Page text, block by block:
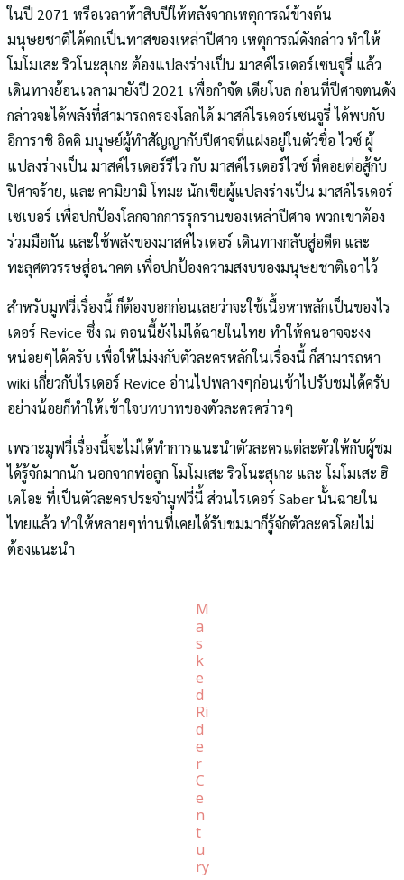
ในปี 2071 หรือเวลาห้าสิบปีให้หลังจากเหตุการณ์ข้างต้น
มนุษยชาติได้ตกเป็นทาสของเหล่าปีศาจ เหตุการณ์ดังกล่าว ทำให้
โมโมเสะ ริวโนะสุเกะ ต้องแปลงร่างเป็น มาสค์ไรเดอร์เซนจูรี่ แล้ว
เดินทางย้อนเวลามายังปี 2021 เพื่อกำจัด เดียโบล ก่อนที่ปีศาจตนดัง
กล่าวจะได้พลังที่สามารถครองโลกได้ มาสค์ไรเดอร์เซนจูรี่ ได้พบกับ
อิการาชิ อิคคิ มนุษย์ผู้ทำสัญญากับปีศาจที่แฝงอยู่ในตัวชื่อ ไวซ์ ผู้
แปลงร่างเป็น มาสค์ไรเดอร์รีไว กับ มาสค์ไรเดอร์ไวซ์ ที่คอยต่อสู้กับ
ปิศาจร้าย, และ คามิยามิ โทมะ นักเขียผู้แปลงร่างเป็น มาสค์ไรเดอร์
เซเบอร์ เพื่อปกป้องโลกจากการรุกรานของเหล่าปีศาจ พวกเขาต้อง
ร่วมมือกัน และใช้พลังของมาสค์ไรเดอร์ เดินทางกลับสู่อดีต และ
ทะลุศตวรรษสู่อนาคต เพื่อปกป้องความสงบของมนุษยชาติเอาไว้
สำหรับมูฟวี่เรื่องนี้ ก็ต้องบอกก่อนเลยว่าจะใช้เนื้อหาหลักเป็นของไร
เดอร์ Revice ซึ่ง ณ ตอนนี้ยังไม่ได้ฉายในไทย ทำให้คนอาจจะงง
หน่อยๆได้ครับ เพื่อให้ไม่งงกับตัวละครหลักในเรื่องนี้ ก็สามารถหา
wiki เกี่ยวกับไรเดอร์ Revice อ่านไปพลางๆก่อนเข้าไปรับชมได้ครับ
อย่างน้อยก็ทำให้เข้าใจบทบาทของตัวละครคร่าวๆ
เพราะมูฟวี่เรื่องนี้จะไม่ได้ทำการแนะนำตัวละครแต่ละตัวให้กับผู้ชม
ได้รู้จักมากนัก นอกจากพ่อลูก โมโมเสะ ริวโนะสุเกะ และ โมโมเสะ ฮิ
เดโอะ ที่เป็นตัวละครประจำมูฟวี่นี้ ส่วนไรเดอร์ Saber นั้นฉายใน
ไทยแล้ว ทำให้หลายๆท่านที่เคยได้รับชมมาก็รู้จักตัวละครโดยไม่
ต้องแนะนำ
M
a
s
k
e
d
Ri
d
e
r
C
e
n
t
u
ry